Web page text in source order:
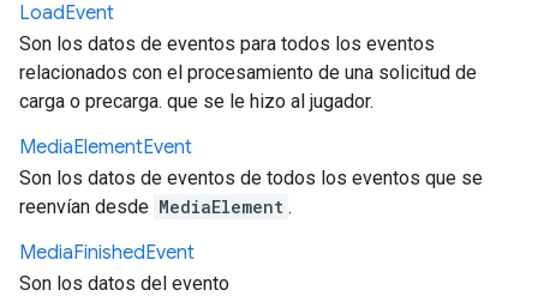
LoadEvent
Son los datos de eventos para todos los eventos
relacionados con el procesamiento de una solicitud de
carga o precarga. que se le hizo al jugador.
MediaElementEvent
Son los datos de eventos de todos los eventos que se
reenvían desde MediaElement .
MediaFinishedEvent
Son los datos del evento